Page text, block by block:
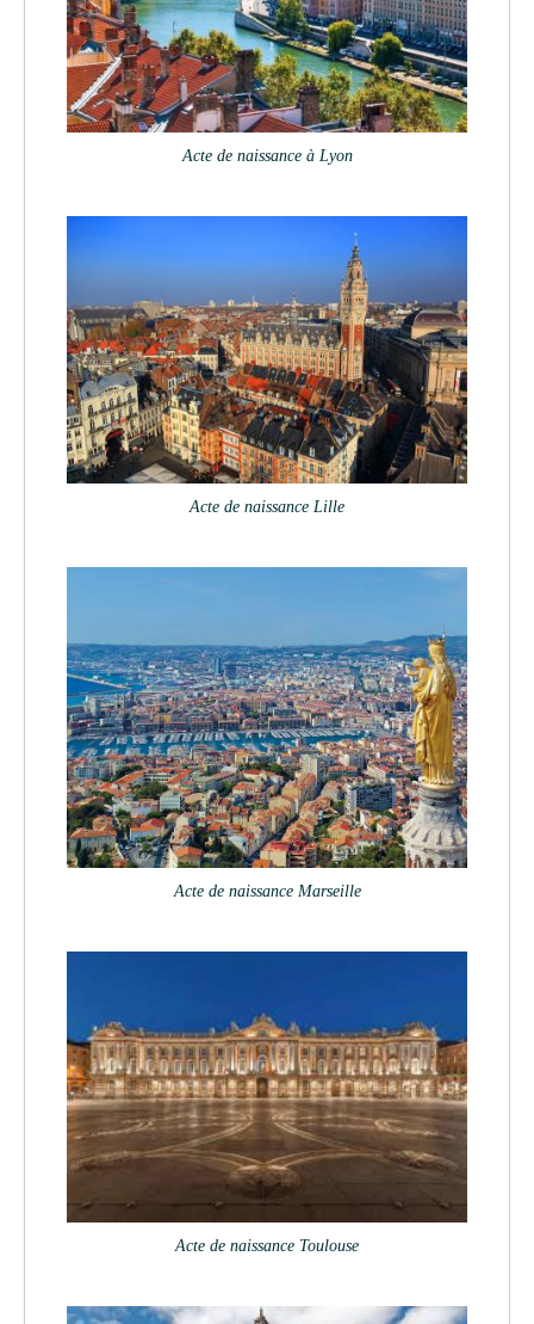
Acte de naissance à Lyon
Acte de naissance Lille
Acte de naissance Marseille
Acte de naissance Toulouse